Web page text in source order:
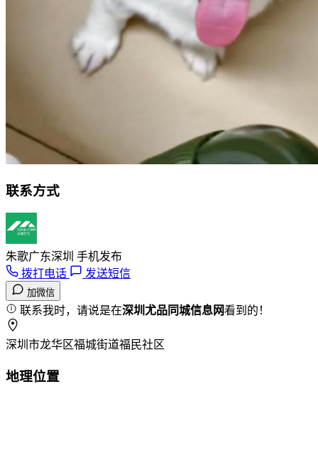
联系方式
朱歌广东深圳 手机发布
拨打电话
发送短信
加微信
联系我时，请说是在深圳尤品同城信息网看到的！
深圳市龙华区福城街道福民社区
地理位置